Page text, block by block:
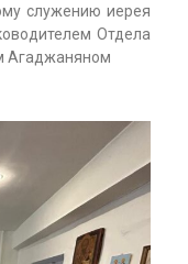
служению иерея
Отдела
Агаджаняном